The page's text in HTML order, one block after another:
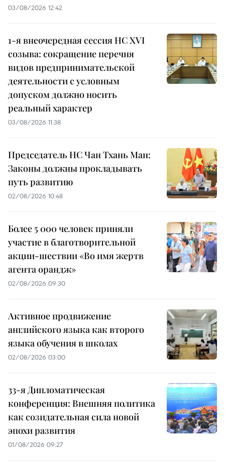
03/08/2026 12:42
1-я внеочередная сессия НС XVI
созыва: сокращение перечня
видов предпринимательской
деятельности с условным
допуском должно носить
реальный характер
03/08/2026 11:38
Председатель НС Чан Тхань Ман:
Законы должны прокладывать
путь развитию
02/08/2026 10:48
Более 5 000 человек приняли
участие в благотворительной
акции-шествии «Во имя жертв
агента орандж»
02/08/2026 09:30
Активное продвижение
английского языка как второго
языка обучения в школах
02/08/2026 03:00
33-я Дипломатическая
конференция: Внешняя политика
как созидательная сила новой
эпохи развития
01/08/2026 09:27